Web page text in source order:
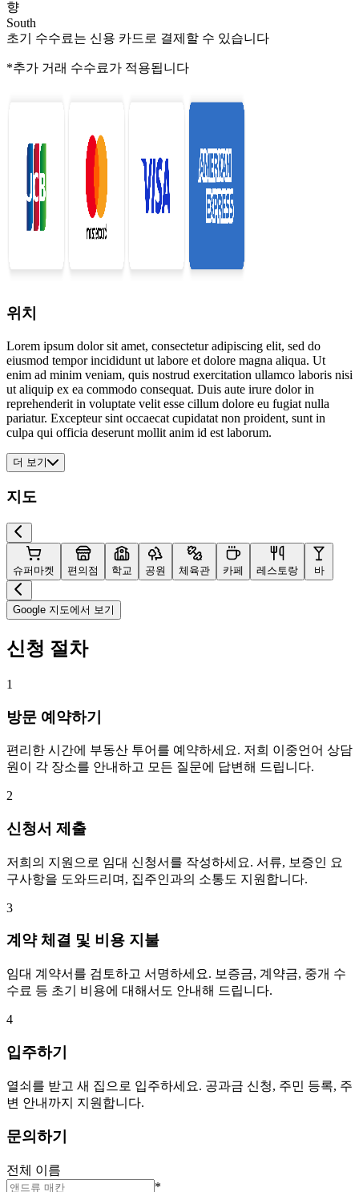
향
South
초기 수수료는 신용 카드로 결제할 수 있습니다
*추가 거래 수수료가 적용됩니다
위치
Lorem ipsum dolor sit amet, consectetur adipiscing elit, sed do
eiusmod tempor incididunt ut labore et dolore magna aliqua. Ut
enim ad minim veniam, quis nostrud exercitation ullamco laboris nisi
ut aliquip ex ea commodo consequat. Duis aute irure dolor in
reprehenderit in voluptate velit esse cillum dolore eu fugiat nulla
pariatur. Excepteur sint occaecat cupidatat non proident, sunt in
culpa qui officia deserunt mollit anim id est laborum.
더 보기
지도
슈퍼마켓 편의점 학교 공원 체육관 카페 레스토랑 바
Google 지도에서 보기
신청 절차
1
방문 예약하기
편리한 시간에 부동산 투어를 예약하세요. 저희 이중언어 상담
원이 각 장소를 안내하고 모든 질문에 답변해 드립니다.
2
신청서 제출
저희의 지원으로 임대 신청서를 작성하세요. 서류, 보증인 요
구사항을 도와드리며, 집주인과의 소통도 지원합니다.
3
계약 체결 및 비용 지불
임대 계약서를 검토하고 서명하세요. 보증금, 계약금, 중개 수
수료 등 초기 비용에 대해서도 안내해 드립니다.
4
입주하기
열쇠를 받고 새 집으로 입주하세요. 공과금 신청, 주민 등록, 주
변 안내까지 지원합니다.
문의하기
전체 이름
*